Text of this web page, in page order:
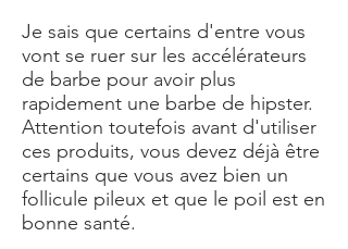
Je sais que certains d'entre vous
vont se ruer sur les accélérateurs
de barbe pour avoir plus
rapidement une barbe de hipster.
Attention toutefois avant d'utiliser
ces produits, vous devez déjà être
certains que vous avez bien un
follicule pileux et que le poil est en
bonne santé.